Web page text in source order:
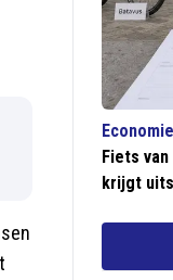
Economie
Fiets
krijgt